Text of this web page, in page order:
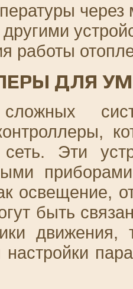
работы
ДЛЯ
сеть. Эти
освещение,
быть
настройки